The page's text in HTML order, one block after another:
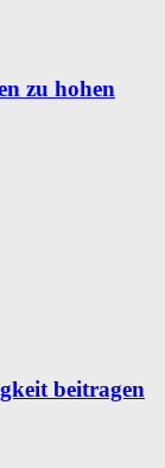
zu hohen
beitragen